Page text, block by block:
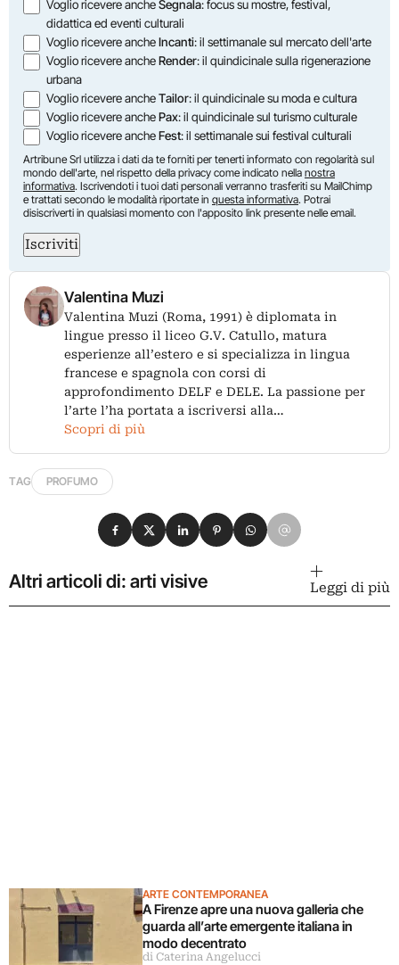
Opzioni
Voglio ricevere ancheSegnala: focus su mostre, festival,
didattica ed eventi culturali
Voglio ricevere ancheIncanti: il settimanale sul mercato dell'arte
Voglio ricevere ancheRender: il quindicinale sulla rigenerazione
urbana
Voglio ricevere ancheTailor: il quindicinale su moda e cultura
Voglio ricevere anchePax: il quindicinale sul turismo culturale
Voglio ricevere ancheFest: il settimanale sui festival culturali
Artribune Srl utilizza i dati da te forniti per tenerti informato con regolarità sul
mondo dell'arte, nel rispetto della privacy come indicato nella nostra
informativa. Iscrivendoti i tuoi dati personali verranno trasferiti su MailChimp
e trattati secondo le modalità riportate in questa informativa. Potrai
disiscriverti in qualsiasi momento con l'apposito link presente nelle email.
Iscriviti
Valentina Muzi
Valentina Muzi (Roma, 1991) è diplomata in
lingue presso il liceo G.V. Catullo, matura
esperienze all’estero e si specializza in lingua
francese e spagnola con corsi di
approfondimento DELF e DELE. La passione per
l’arte l’ha portata a iscriversi alla…
Scopri di più
TAG PROFUMO
Condividi su Facebook
Condividi su X
Condividi su LinkedIn
Condividi su Pinterest
Condividi su WhatsApp
Condividi su Email
Altri articoli di: arti visive Leggi di più
ARTE CONTEMPORANEA
A Firenze apre una nuova galleria che
guarda all’arte emergente italiana in
modo decentrato
di Caterina Angelucci